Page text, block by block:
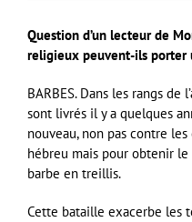
Question d’un lecteur de
religieux peuvent-ils porter
BARBES. Dans les rangs de
sont livrés il y a quelques
nouveau, non pas contre
hébreu mais pour obtenir
barbe en treillis.
Cette bataille exacerbe les